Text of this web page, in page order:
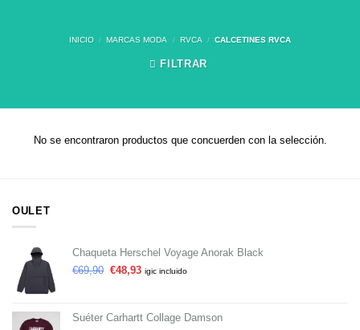
INICIO / MARCAS MODA / RVCA / CALCETINES RVCA
FILTRAR
No se encontraron productos que concuerden con la selección.
OULET
Chaqueta Herschel Voyage Anorak Black
€69,90 €48,93 igic incluido
Suéter Carhartt Collage Damson